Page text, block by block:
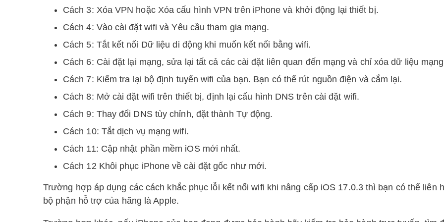
Cách 3: Xóa VPN hoặc Xóa cấu hình VPN trên iPhone và khởi động lại thiết bị.
Cách 4: Vào cài đặt wifi và Yêu cầu tham gia mạng.
Cách 5: Tắt kết nối Dữ liệu di động khi muốn kết nối bằng wifi.
Cách 6: Cài đặt lại mạng, sửa lại tất cả các cài đặt liên quan đến mạng và chỉ xóa dữ liệu
Cách 7: Kiểm tra lại bộ định tuyến wifi của bạn. Bạn có thể rút nguồn điện và cắm lại.
Cách 8: Mở cài đặt wifi trên thiết bị, định lại cấu hình DNS trên cài đặt wifi.
Cách 9: Thay đổi DNS tùy chỉnh, đặt thành Tự động.
Cách 10: Tắt dịch vụ mạng wifi.
Cách 11: Cập nhật phần mềm iOS mới nhất.
Cách 12 Khôi phục iPhone về cài đặt gốc như mới.
Trường hợp áp dụng các cách khắc phục lỗi kết nối wifi khi nâng cấp iOS 17.0.3 thì bạn có thể liên
bộ phận hỗ trợ của hãng là Apple.